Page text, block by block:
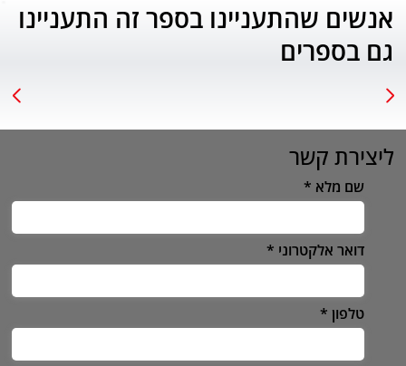
אנשים שהתעניינו בספר זה התעניינו
גם בספרים
ליצירת קשר
שם מלא
דואר אלקטרוני
טלפון